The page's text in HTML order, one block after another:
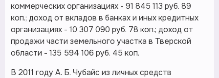
коммерческих организациях - 91 845 113 руб. 89
коп.; доход от вкладов в банках и иных кредитных
организациях - 10 307 090 руб. 78 коп.; доход от
продажи части земельного участка в Тверской
области - 135 594 106 руб. 45 коп.
В 2011 году А. Б. Чубайс из личных средств